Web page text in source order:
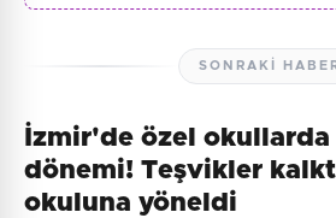
SONRAKI
İzmir'de özel okullarda
dönemi! Teşvikler
okuluna yöneldi